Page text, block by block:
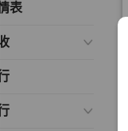
表